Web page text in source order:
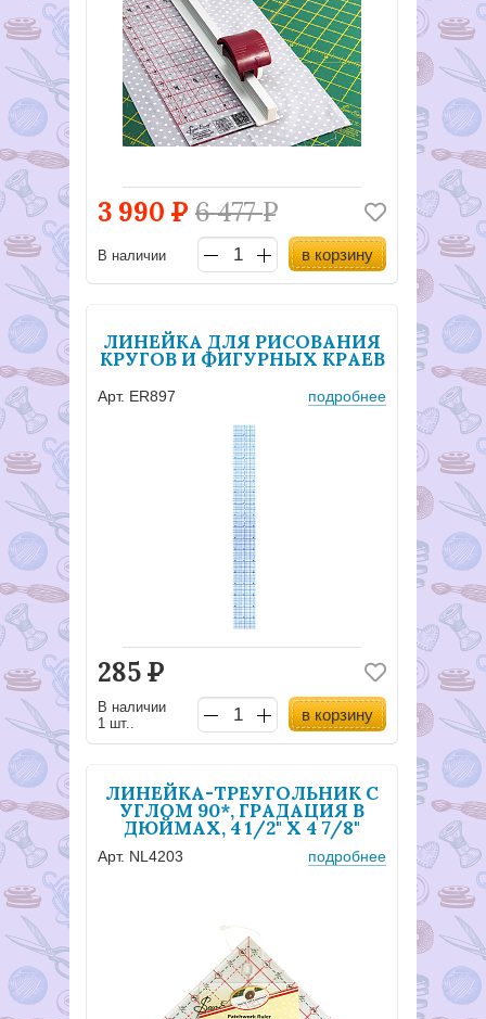
3 990 Р 6 477Р
В наличии в корзину
ЛИНЕЙКА ДЛЯ РИСОВАНИЯ
КРУГОВ И ФИГУРНЫХ КРАЕВ
Арт. ER897 подробнее
285Р
В наличии
1 шт..
в корзину
ЛИНЕЙКА-ТРЕУГОЛЬНИК С
УГЛОМ 90*, ГРАДАЦИЯ В
ДЮЙМАХ, 4 1/2" X 4 7/8"
Арт. NL4203 подробнее